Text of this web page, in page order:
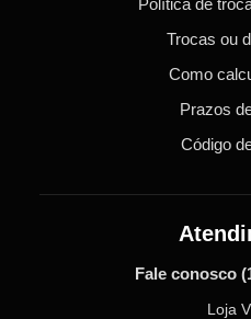
Trocas ou
Como
Prazos
Código
Fale conosco
Loja